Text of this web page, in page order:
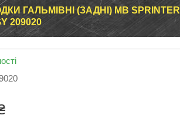
ГАЛЬМІВНІ (ЗАДНІ) MB
209020